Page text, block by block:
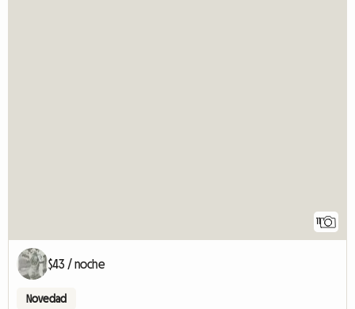
11
$43 / noche
Novedad